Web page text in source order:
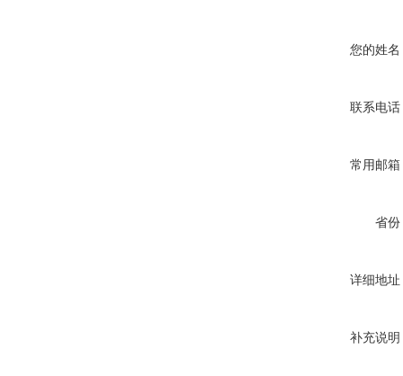
您的姓名
联系电话
常用邮箱
省份
详细地址
补充说明